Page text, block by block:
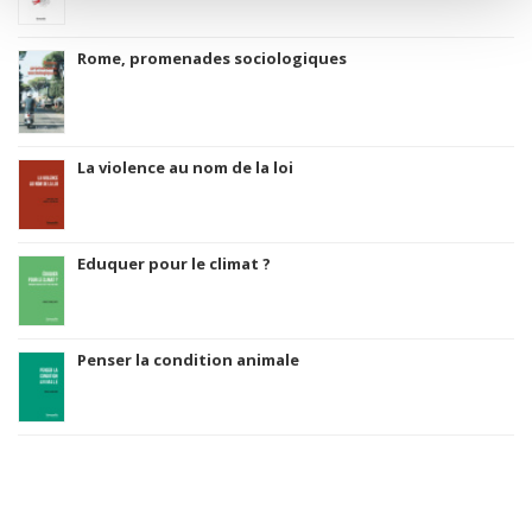
Rome, promenades sociologiques
La violence au nom de la loi
Eduquer pour le climat ?
Penser la condition animale